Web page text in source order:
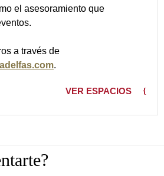
el asesoramiento que
a través de
.
VER ESPACIOS